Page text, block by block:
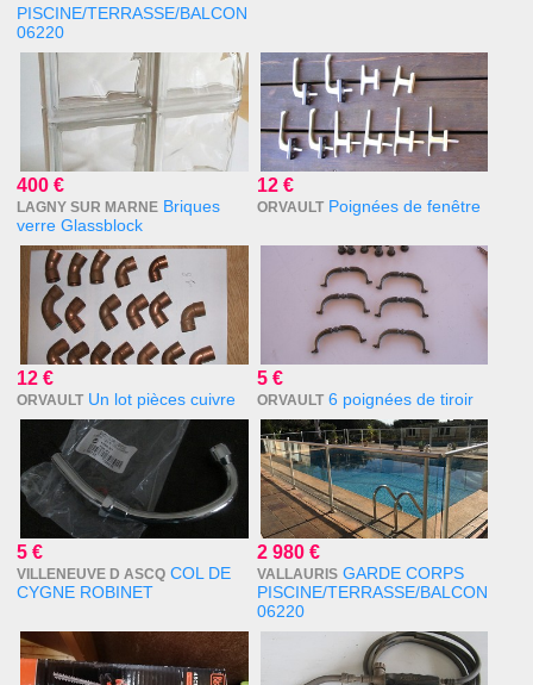
PISCINE/TERRASSE/BALCON
06220
400 €
LAGNY SUR MARNE Briques
verre Glassblock
12 €
ORVAULT Poignées de fenêtre
12 €
ORVAULT Un lot pièces cuivre
5 €
ORVAULT 6 poignées de tiroir
5 €
VILLENEUVE D ASCQ COL DE
CYGNE ROBINET
2 980 €
VALLAURIS GARDE CORPS
PISCINE/TERRASSE/BALCON
06220